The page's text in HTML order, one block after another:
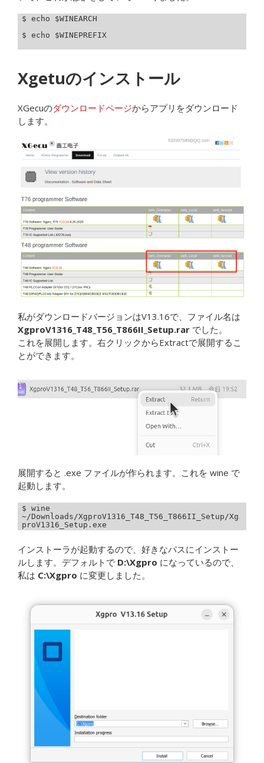
$ echo $WINEARCH
$ echo $WINEPREFIX
Xgetuのインストール
XGecuのダウンロードページからアプリをダウンロード
します。
私がダウンロードバージョンはV13.16で、ファイル名は
XgproV1316_T48_T56_T866II_Setup.rar でした。
これを展開します。右クリックからExtractで展開するこ
とができます。
展開すると .exe ファイルが作られます。これを wine で
起動します。
$ wine
~/Downloads/XgproV1316_T48_T56_T866II_Setup/Xg
proV1316_Setup.exe
インストーラが起動するので、好きなパスにインストー
ルします。デフォルトで D:\Xgpro になっているので、
私は C:\Xgpro に変更しました。